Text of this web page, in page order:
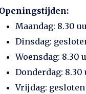
Openingstijden:
Maandag: 8.30
Dinsdag:
Woensdag: 8.30
Donderdag: 8.30
Vrijdag: gesloten